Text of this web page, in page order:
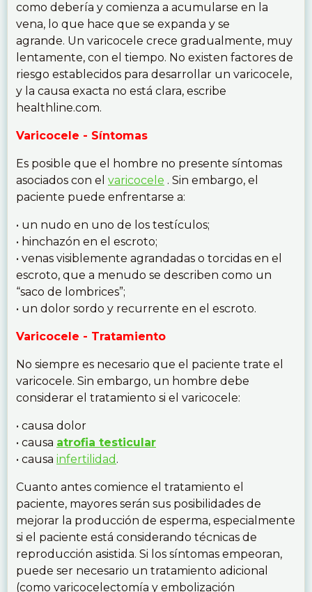
como debería y comienza a acumularse en la
vena, lo que hace que se expanda y se
agrande. Un varicocele crece gradualmente, muy
lentamente, con el tiempo. No existen factores de
riesgo establecidos para desarrollar un varicocele,
y la causa exacta no está clara, escribe
healthline.com.
Varicocele - Síntomas
Es posible que el hombre no presente síntomas
asociados con el varicocele . Sin embargo, el
paciente puede enfrentarse a:
• un nudo en uno de los testículos;
• hinchazón en el escroto;
• venas visiblemente agrandadas o torcidas en el
escroto, que a menudo se describen como un
“saco de lombrices”;
• un dolor sordo y recurrente en el escroto.
Varicocele - Tratamiento
No siempre es necesario que el paciente trate el
varicocele. Sin embargo, un hombre debe
considerar el tratamiento si el varicocele:
• causa dolor
• causa atrofia testicular
• causa infertilidad .
Cuanto antes comience el tratamiento el
paciente, mayores serán sus posibilidades de
mejorar la producción de esperma, especialmente
si el paciente está considerando técnicas de
reproducción asistida. Si los síntomas empeoran,
puede ser necesario un tratamiento adicional
(como varicocelectomía y embolización